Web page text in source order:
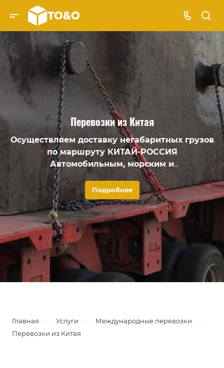
Перевозки из Китая
Осуществляем доставку негабаритных грузов
по маршруту КИТАЙ-РОССИЯ
Автомобильным, морским и
железнодорожным транспортом
Оборудование, станки, катера, спецтехника и
многое другое – наша специализация
Подробнее
Главная — Услуги — Международные перевозки —
Перевозки из Китая